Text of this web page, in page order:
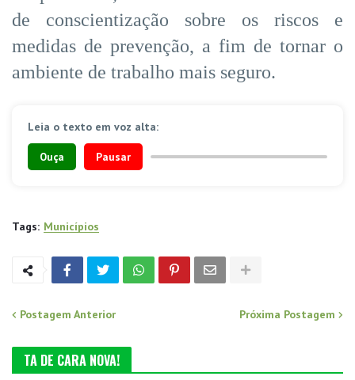
de conscientização sobre os riscos e
medidas de prevenção, a fim de tornar o
ambiente de trabalho mais seguro.
Leia o texto em voz alta:
Ouça Pausar
Tags: Municípios
Postagem Anterior Próxima Postagem
TA DE CARA NOVA!